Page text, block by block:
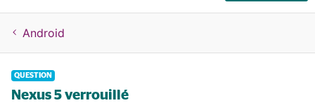
Android
QUESTION
Nexus 5 verrouillé